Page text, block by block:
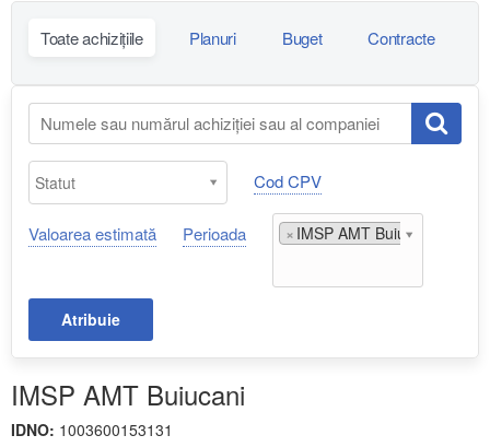
Toate achizițiile Planuri Buget Contracte
Cod CPV
Valoarea estimată Perioada × IMSP AMT Buiucani;
Atribuie
IMSP AMT Buiucani
IDNO: 1003600153131